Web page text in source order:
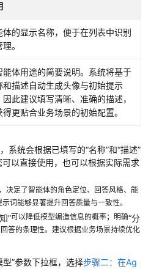
体的显示名称，便于在列表中识别
。
能体用途的简要说明。系统将基于
和描述自动生成头像与初始提示
因此建议填写清晰、准确的描述，
得更贴合业务场景的初始配置。
系统会根据已填写的“名称”和“描述”
以直接使用，也可以根据实际需求
，决定了智能体的角色定位、回答风格、能
词能够显著提升回答质量与一致性。
”可以降低模型编造信息的概率；明确“分
答的条理性。建议根据业务场景持续优化
型”参数下拉框，选择步骤二：在Ag